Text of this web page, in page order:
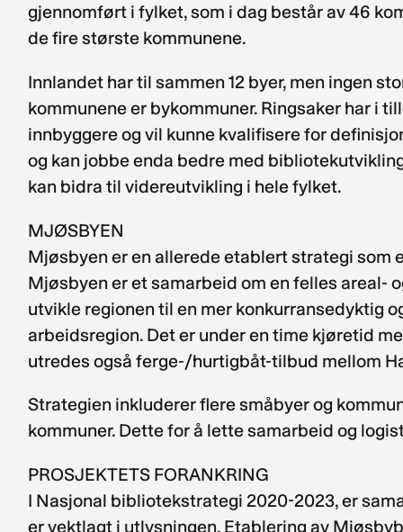
gjennomført i fylket, som i dag består av 46
de fire største kommunene.
Innlandet har til sammen 12 byer, men ingen
kommunene er bykommuner. Ringsaker har i
innbyggere og vil kunne kvalifisere for
og kan jobbe enda bedre med
kan bidra til videreutvikling i hele fylket.
MJØSBYEN
Mjøsbyen er en allerede etablert strategi
Mjøsbyen er et samarbeid om en felles areal-
utvikle regionen til en mer konkurransedyktig
arbeidsregion. Det er under en time kjøretid
utredes også ferge-/hurtigbåt-tilbud mellom
Strategien inkluderer flere småbyer og
kommuner. Dette for å lette samarbeid og
PROSJEKTETS FORANKRING
I Nasjonal bibliotekstrategi 2020-2023, er
er vektlagt i utlysningen. Etablering av